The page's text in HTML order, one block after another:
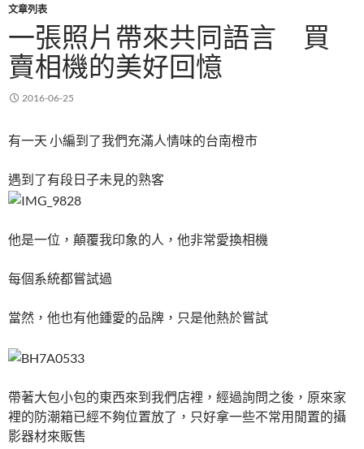
文章列表
一張照片帶來共同語言 買
賣相機的美好回憶
2016-06-25
有一天 小編到了我們充滿人情味的台南橙市
遇到了有段日子未見的熟客
他是一位，顛覆我印象的人，他非常愛換相機
每個系統都嘗試過
當然，他也有他鍾愛的品牌，只是他熱於嘗試
帶著大包小包的東西來到我們店裡，經過詢問之後，原來家
裡的防潮箱已經不夠位置放了，只好拿一些不常用閒置的攝
影器材來販售